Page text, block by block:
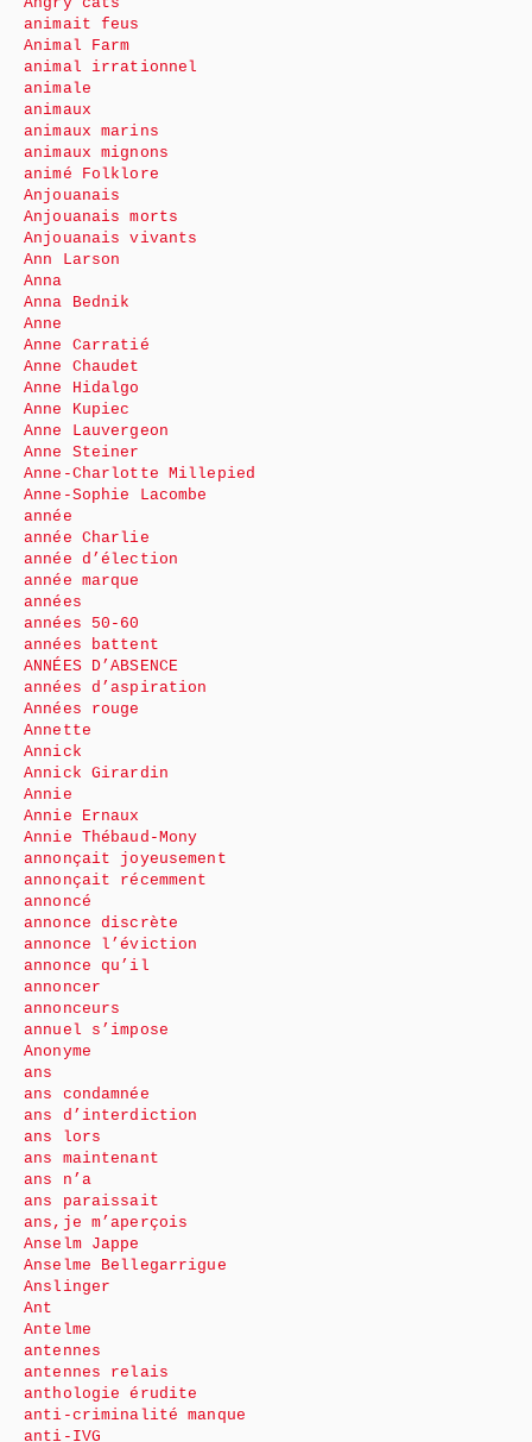
animait feus
Animal Farm
animal irrationnel
animale
animaux
animaux marins
animaux mignons
animé Folklore
Anjouanais
Anjouanais morts
Anjouanais vivants
Ann Larson
Anna
Anna Bednik
Anne
Anne Carratié
Anne Chaudet
Anne Hidalgo
Anne Kupiec
Anne Lauvergeon
Anne Steiner
Anne-Charlotte Millepied
Anne-Sophie Lacombe
année
année Charlie
année d’élection
année marque
années
années 50-60
années battent
ANNÉES D’ABSENCE
années d’aspiration
Années rouge
Annette
Annick
Annick Girardin
Annie
Annie Ernaux
Annie Thébaud-Mony
annonçait joyeusement
annonçait récemment
annoncé
annonce discrète
annonce l’éviction
annonce qu’il
annoncer
annonceurs
annuel s’impose
Anonyme
ans
ans condamnée
ans d’interdiction
ans lors
ans maintenant
ans n’a
ans paraissait
ans,je m’aperçois
Anselm Jappe
Anselme Bellegarrigue
Anslinger
Ant
Antelme
antennes
antennes relais
anthologie érudite
anti-criminalité manque
anti-IVG